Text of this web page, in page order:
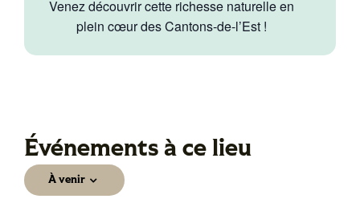
Venez découvrir cette richesse naturelle en
plein cœur des Cantons-de-l’Est !
Événements à ce lieu
À venir